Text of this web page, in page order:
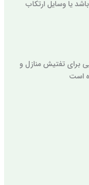
یا وسایل ارتکاب
برای تفتیش منازل و
است